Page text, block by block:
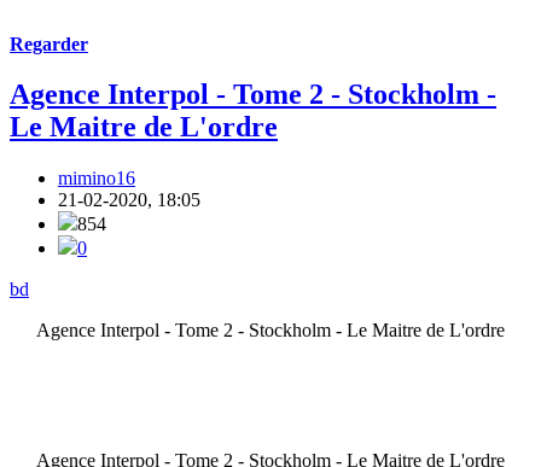
Regarder
Agence Interpol - Tome 2 - Stockholm -
Le Maitre de L'ordre
mimino16
21-02-2020, 18:05
854
0
bd
Agence Interpol - Tome 2 - Stockholm - Le Maitre de L'ordre
Agence Interpol - Tome 2 - Stockholm - Le Maitre de L'ordre